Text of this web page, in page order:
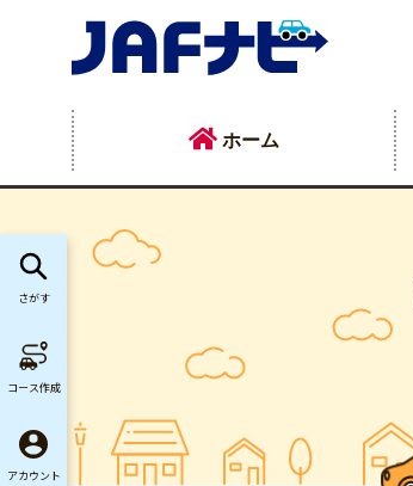
ホーム
さがす
コース作成
アカウント